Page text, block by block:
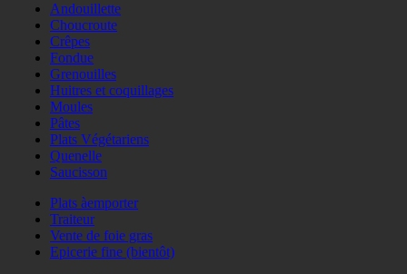
Andouillette
Choucroute
Crêpes
Fondue
Grenouilles
Huitres et coquillages
Moules
Pâtes
Plats Végétariens
Quenelle
Saucisson
Plats àemporter
Traiteur
Vente de foie gras
Epicerie fine (bientôt)